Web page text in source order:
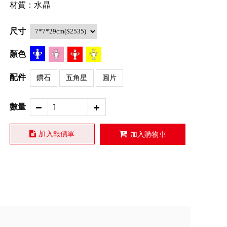
材質：水晶
尺寸
顏色
配件 鑽石 五角星 圓片
數量
加入報價單 加入購物車